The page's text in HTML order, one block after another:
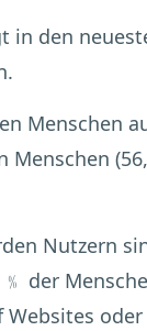
in den
Menschen
Nutzern
der
oder